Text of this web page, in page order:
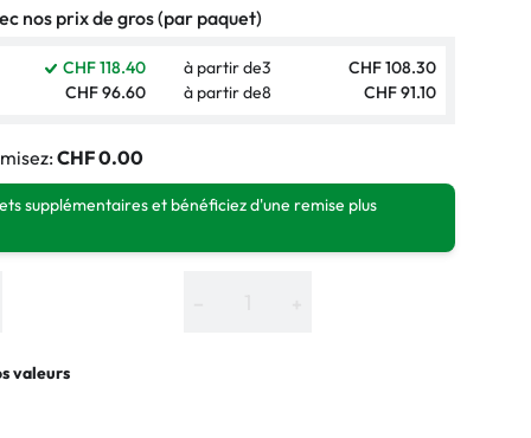
nos prix de gros (par paquet)
CHF 118.40 à partir de3
CHF 108.30
CHF 96.60 à partir de8 CHF 91.10
CHF 0.00
supplémentaires et bénéficiez d'une remise plus
valeurs